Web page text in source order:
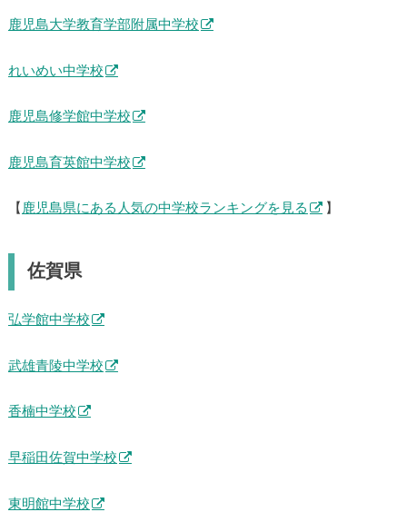
鹿児島大学教育学部附属中学校
れいめい中学校
鹿児島修学館中学校
鹿児島育英館中学校
【 鹿児島県にある人気の中学校ランキングを見る 】
佐賀県
弘学館中学校
武雄青陵中学校
香楠中学校
早稲田佐賀中学校
東明館中学校